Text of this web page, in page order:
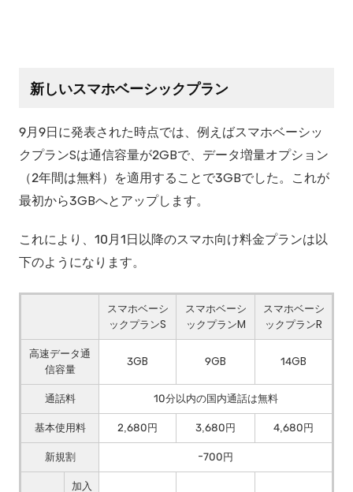
新しいスマホベーシックプラン
9月9日に発表された時点では、例えばスマホベーシッ
クプランSは通信容量が2GBで、データ増量オプション
（2年間は無料）を適用することで3GBでした。これが
最初から3GBへとアップします。
これにより、10月1日以降のスマホ向け料金プランは以
下のようになります。
スマホベーシ
ックプランS
スマホベーシ
ックプランM
スマホベーシ
ックプランR
高速データ通
信容量
3GB 9GB 14GB
通話料
10分以内の国内通話は無料
基本使用料
2,680円 3,680円
4,680円
新規割
-700円
加入